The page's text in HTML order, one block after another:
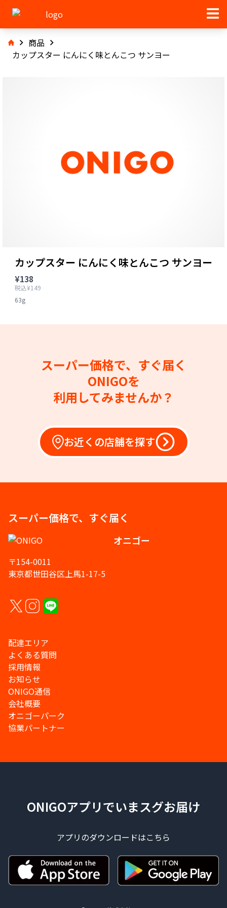
商品
カップスター にんにく味とんこつ サンヨー
カップスター にんにく味とんこつ サンヨー
¥138
税込¥149
63g
スーパー価格で、すぐ届く
ONIGOを
利用してみませんか？
お近くの店舗を探す
スーパー価格で、すぐ届く
オニゴー
〒154-0011
東京都世田谷区上馬1-17-5
配達エリア
よくある質問
採用情報
お知らせ
ONIGO通信
会社概要
オニゴーパーク
協業パートナー
ONIGOアプリでいまスグお届け
アプリのダウンロードはこちら